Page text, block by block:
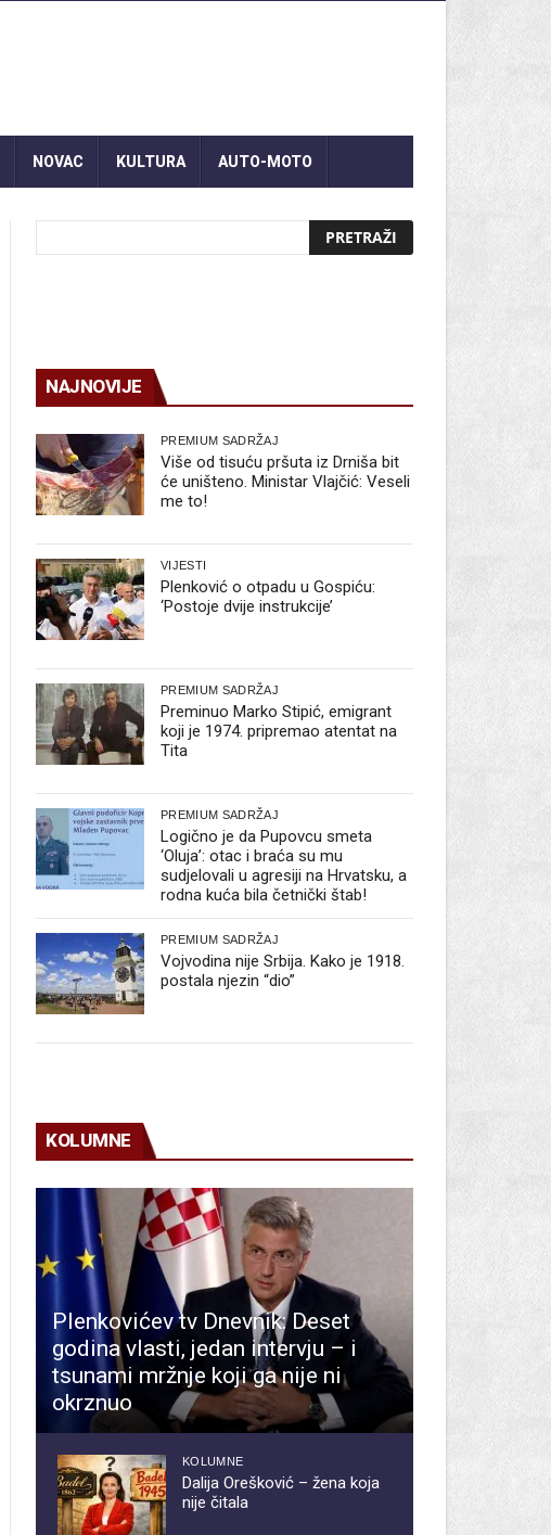
NOVAC KULTURA AUTO-MOTO
NAJNOVIJE
PREMIUM SADRŽAJ
Više od tisuću pršuta iz Drniša bit
će uništeno. Ministar Vlajčić: Veseli
me to!
VIJESTI
Plenković o otpadu u Gospiću:
‘Postoje dvije instrukcije’
PREMIUM SADRŽAJ
Preminuo Marko Stipić, emigrant
koji je 1974. pripremao atentat na
Tita
PREMIUM SADRŽAJ
Logično je da Pupovcu smeta
‘Oluja’: otac i braća su mu
sudjelovali u agresiji na Hrvatsku, a
rodna kuća bila četnički štab!
PREMIUM SADRŽAJ
Vojvodina nije Srbija. Kako je 1918.
postala njezin “dio”
KOLUMNE
Plenkovićev tv Dnevnik: Deset
godina vlasti, jedan intervju – i
tsunami mržnje koji ga nije ni
okrznuo
KOLUMNE
Dalija Orešković – žena koja
nije čitala